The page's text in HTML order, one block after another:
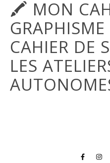
🖍 MON
CAHIER DE
LES